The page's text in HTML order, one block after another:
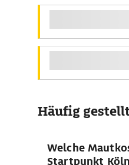
Häufig
Welche
Startpunkt